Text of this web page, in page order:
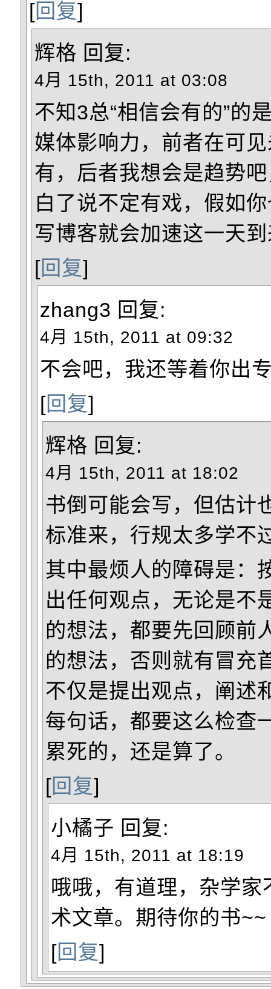
[回复]
辉格 回复:
4月 15th, 2011 at 03:08
不知3总“相信会有的”的
媒体影响力，前者在可
有，后者我想会是趋势
白了说不定有戏，假如
写博客就会加速这一天
[回复]
zhang3 回复:
4月 15th, 2011 at 09:32
不会吧，我还等着你出
[回复]
辉格 回复:
4月 15th, 2011 at 18:02
书倒可能会写，但估计
标准来，行规太多学不
其中最烦人的障碍是：
出任何观点，无论是不
的想法，都要先回顾前
的想法，否则就有冒充
不仅是提出观点，阐述
每句话，都要这么检查
累死的，还是算了。
[回复]
小橘子 回复:
4月 15th, 2011 at 18:19
哦哦，有道理，杂学家
术文章。期待你的书~~
[回复]